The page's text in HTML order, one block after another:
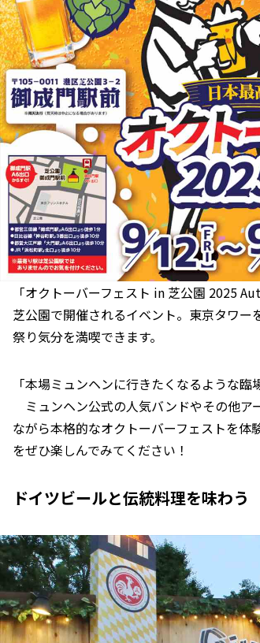
「オクトーバーフェスト in 芝公園 2025
芝公園で開催されるイベント。東京タワ
祭り気分を満喫できます。
「本場ミュンヘンに行きたくなるような
ミュンヘン公式の人気バンドやその他ア
ながら本格的なオクトーバーフェストを
をぜひ楽しんでみてください！
ドイツビールと伝統料理を味わう